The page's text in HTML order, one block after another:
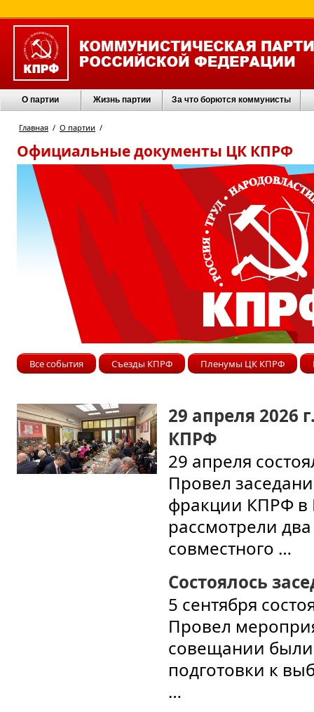
О партии Жизнь партии За что борются коммунисты
Главная / О партии /
Официальные документы ЦК КПРФ
Все события Съезды КПРФ Пленумы ЦК КПРФ
29 апреля 2026
КПРФ
29 апреля
Провел
фракции КПРФ в
рассмотрели
совместного …
Состоялось
5 сентября
Провел
совещании
подготовки к
…